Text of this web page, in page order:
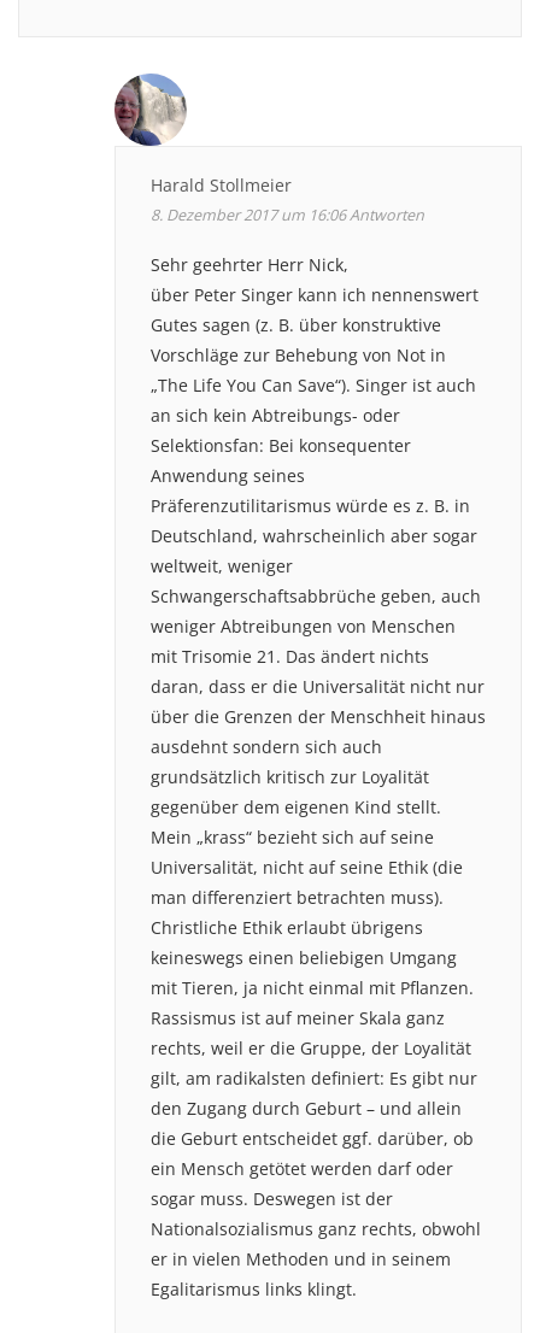
Harald Stollmeier
8. Dezember 2017 um 16:06Antworten
Sehr geehrter Herr Nick,
über Peter Singer kann ich nennenswert
Gutes sagen (z. B. über konstruktive
Vorschläge zur Behebung von Not in
„The Life You Can Save“). Singer ist auch
an sich kein Abtreibungs- oder
Selektionsfan: Bei konsequenter
Anwendung seines
Präferenzutilitarismus würde es z. B. in
Deutschland, wahrscheinlich aber sogar
weltweit, weniger
Schwangerschaftsabbrüche geben, auch
weniger Abtreibungen von Menschen
mit Trisomie 21. Das ändert nichts
daran, dass er die Universalität nicht nur
über die Grenzen der Menschheit hinaus
ausdehnt sondern sich auch
grundsätzlich kritisch zur Loyalität
gegenüber dem eigenen Kind stellt.
Mein „krass“ bezieht sich auf seine
Universalität, nicht auf seine Ethik (die
man differenziert betrachten muss).
Christliche Ethik erlaubt übrigens
keineswegs einen beliebigen Umgang
mit Tieren, ja nicht einmal mit Pflanzen.
Rassismus ist auf meiner Skala ganz
rechts, weil er die Gruppe, der Loyalität
gilt, am radikalsten definiert: Es gibt nur
den Zugang durch Geburt – und allein
die Geburt entscheidet ggf. darüber, ob
ein Mensch getötet werden darf oder
sogar muss. Deswegen ist der
Nationalsozialismus ganz rechts, obwohl
er in vielen Methoden und in seinem
Egalitarismus links klingt.